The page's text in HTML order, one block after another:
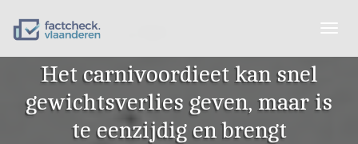
Het carnivoordieet kan snel
gewichtsverlies geven, maar is
te eenzijdig en brengt